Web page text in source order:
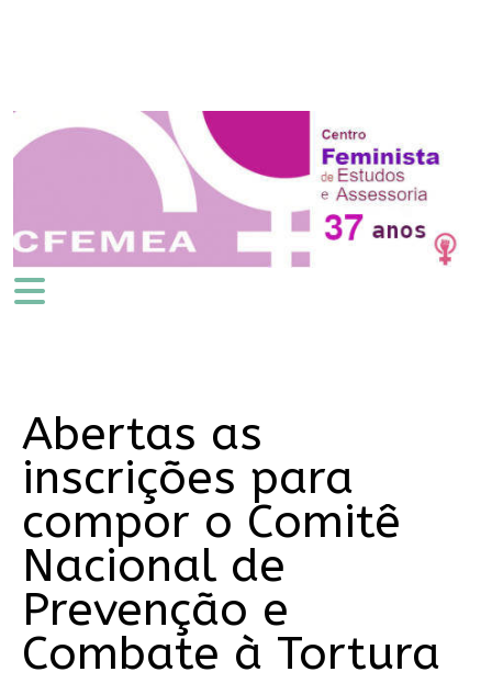
Abertas as
inscrições para
compor o Comitê
Nacional de
Prevenção e
Combate à Tortura